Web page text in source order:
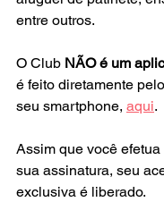
entre outros.
O Club NÃO é um
é feito diretamente
seu smartphone, aqui.
Assim que você
sua assinatura, seu
exclusiva é liberado.